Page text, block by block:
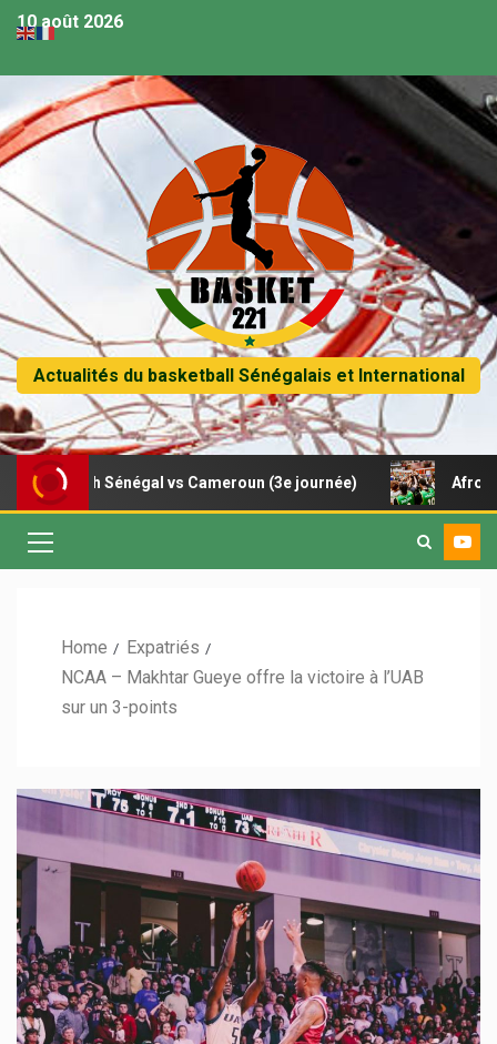
10 août 2026
Actualités du basketball Sénégalais et International
Sénégal vs Cameroun (3e journée) Afrobasket
Home
Expatriés
NCAA – Makhtar Gueye offre la victoire à l’UAB
sur un 3-points